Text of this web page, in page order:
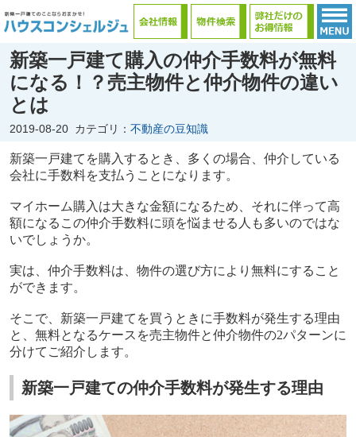
新築一戸建て購入の仲介手数料が無料
になる！？売主物件と仲介物件の違い
とは
2019-08-20 カテゴリ： 不動産の豆知識
新築一戸建てを購入するとき、多くの場合、仲介している
会社に手数料を支払うことになります。
マイホーム購入は大きな金額になるため、それに伴って高
額になるこの仲介手数料に頭を悩ませる人も多いのではな
いでしょうか。
実は、仲介手数料は、物件の選び方により無料にすること
ができます。
そこで、新築一戸建てを買うときに手数料が発生する理由
と、無料となるケースを売主物件と仲介物件の2パターンに
分けてご紹介します。
新築一戸建ての仲介手数料が発生する理由